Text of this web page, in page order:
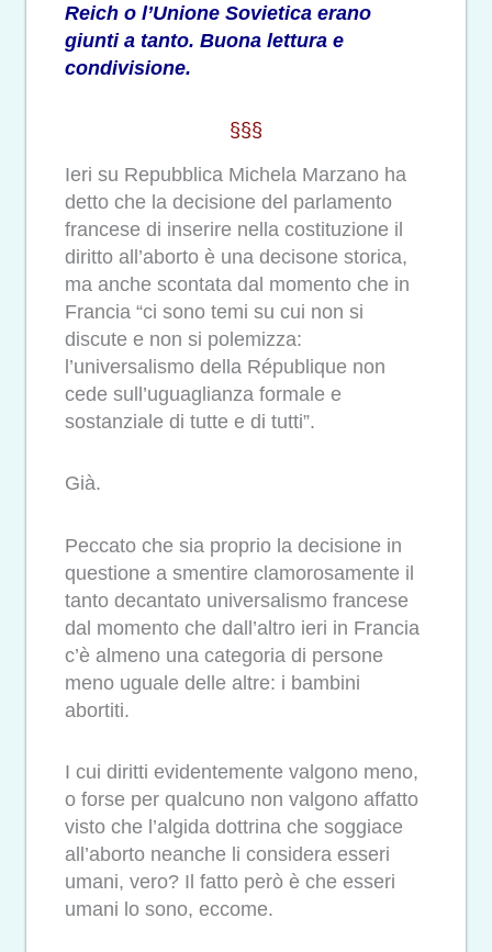
Reich o l’Unione Sovietica erano
giunti a tanto. Buona lettura e
condivisione.
§§§
Ieri su Repubblica Michela Marzano ha
detto che la decisione del parlamento
francese di inserire nella costituzione il
diritto all’aborto è una decisone storica,
ma anche scontata dal momento che in
Francia “ci sono temi su cui non si
discute e non si polemizza:
l’universalismo della République non
cede sull’uguaglianza formale e
sostanziale di tutte e di tutti”.
Già.
Peccato che sia proprio la decisione in
questione a smentire clamorosamente il
tanto decantato universalismo francese
dal momento che dall’altro ieri in Francia
c’è almeno una categoria di persone
meno uguale delle altre: i bambini
abortiti.
I cui diritti evidentemente valgono meno,
o forse per qualcuno non valgono affatto
visto che l’algida dottrina che soggiace
all’aborto neanche li considera esseri
umani, vero? Il fatto però è che esseri
umani lo sono, eccome.